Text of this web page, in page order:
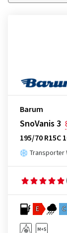
Barum
SnoVanis 3
195/70 R15C
Transporter
E C